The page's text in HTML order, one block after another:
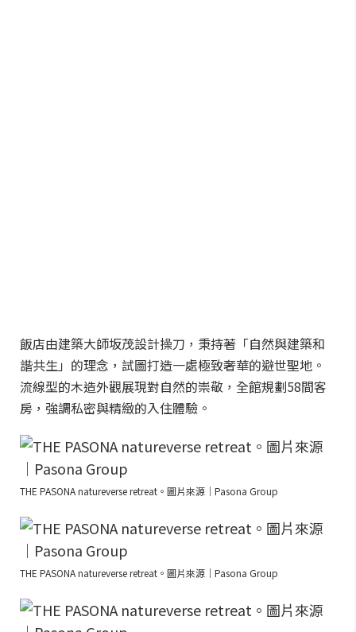
飯店由建築大師坂茂設計操刀，秉持著「自然與建築和
諧共生」的理念，試圖打造一處極致奢華的避世聖地。
流線型的木造外觀展現對自然的崇敬，全館規劃58間客
房，強調私密與精緻的入住體驗。
THE PASONA natureverse retreat。圖片來源｜Pasona Group
THE PASONA natureverse retreat。圖片來源｜Pasona Group